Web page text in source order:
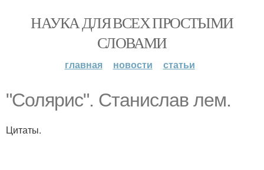
НАУКА ДЛЯ ВСЕХ ПРОСТЫМИ
СЛОВАМИ
главная новости статьи
"Солярис". Станислав лем.
Цитаты.